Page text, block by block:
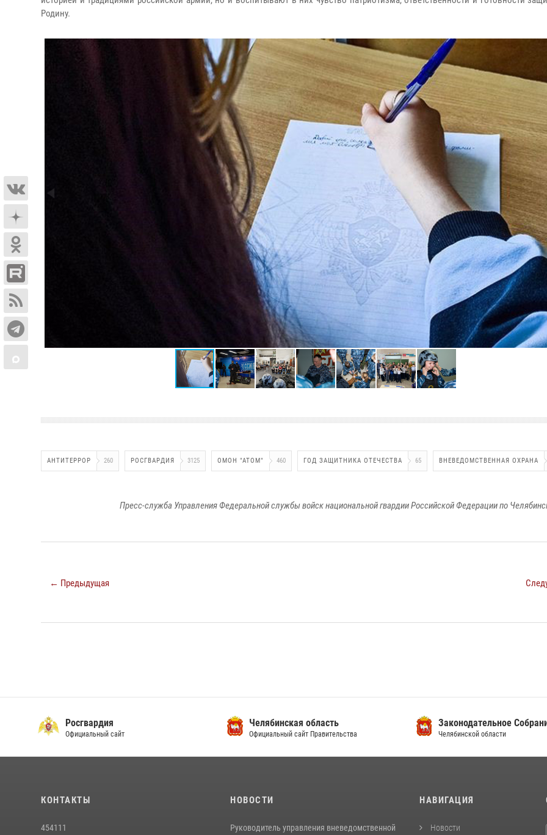
Родину.
АНТИТЕРРОР 260 РОСГВАРДИЯ 3125 ОМОН "АТОМ" 460 ГОД ЗАЩИТНИКА ОТЕЧЕСТВА 65 ВНЕВЕДОМСТВЕННАЯ ОХРАНА
Пресс-служба Управления Федеральной службы войск национальной гвардии Российской Федерации по
← Предыдущая
Росгвардия
Официальный сайт
Челябинская область
Официальный сайт Правительства
Законодательное
Челябинской области
КОНТАКТЫ
454111
НОВОСТИ
Руководитель управления вневедомственной
НАВИГАЦИЯ
Новости